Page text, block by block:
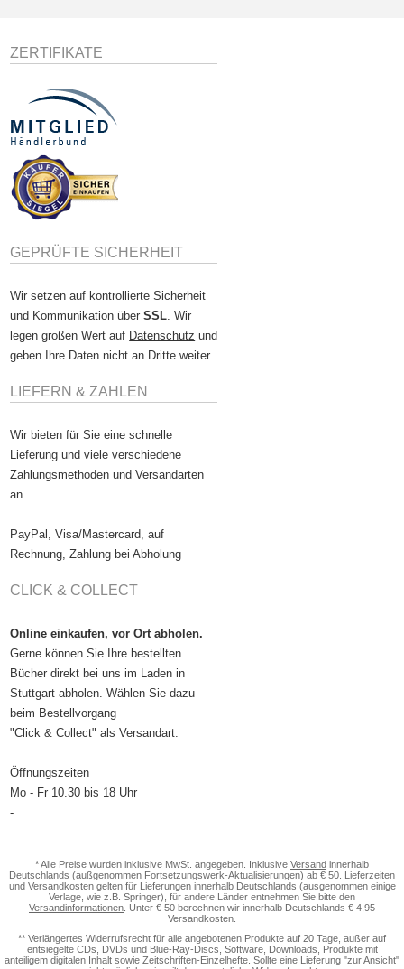
ZERTIFIKATE
GEPRÜFTE SICHERHEIT
Wir setzen auf kontrollierte Sicherheit
und Kommunikation überSSL . Wir
legen großen Wert auf Datenschutz und
geben Ihre Daten nicht an Dritte weiter.
LIEFERN & ZAHLEN
Wir bieten für Sie eine schnelle
Lieferung und viele verschiedene
Zahlungsmethoden und Versandarten
an.
PayPal, Visa/Mastercard, auf
Rechnung, Zahlung bei Abholung
CLICK & COLLECT
Online einkaufen, vor Ort abholen.
Gerne können Sie Ihre bestellten
Bücher direkt bei uns im Laden in
Stuttgart abholen. Wählen Sie dazu
beim Bestellvorgang
"Click & Collect" als Versandart.
Öffnungszeiten
Mo - Fr 10.30 bis 18 Uhr
-
* Alle Preise wurden inklusive MwSt. angegeben. Inklusive Versand innerhalb
Deutschlands (außgenommen Fortsetzungswerk-Aktualisierungen) ab € 50. Lieferzeiten
und Versandkosten gelten für Lieferungen innerhalb Deutschlands (ausgenommen einige
Verlage, wie z.B. Springer), für andere Länder entnehmen Sie bitte den
Versandinformationen . Unter € 50 berechnen wir innerhalb Deutschlands € 4,95
Versandkosten.
** Verlängertes Widerrufsrecht für alle angebotenen Produkte auf 20 Tage, außer auf
entsiegelte CDs, DVDs und Blue-Ray-Discs, Software, Downloads, Produkte mit
anteiligem digitalen Inhalt sowie Zeitschriften-Einzelhefte. Sollte eine Lieferung "zur Ansicht"